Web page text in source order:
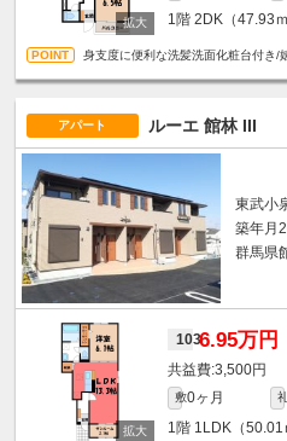
1階 2DK（47.93ｍ
身支度に便利な洗髪洗面化粧台付き/
アパート ルーエ 館林 III
東武小
築年月
群馬県
1036.95万円
3,500円
敷0ヶ月
1階 1LDK（50.01